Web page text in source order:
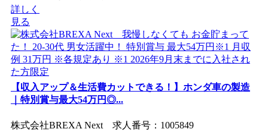
詳しく
見る
【収入アップ＆生活費カットできる！】ホンダ車の製造
｜特別賞与最大54万円◎...
株式会社BREXA Next 求人番号：1005849